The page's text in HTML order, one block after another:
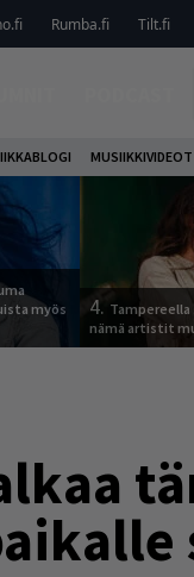
Rumba.fi Tilt.fi
MUSIIKKIVIDEOT
myös
4. Tampereella
nämä artistit